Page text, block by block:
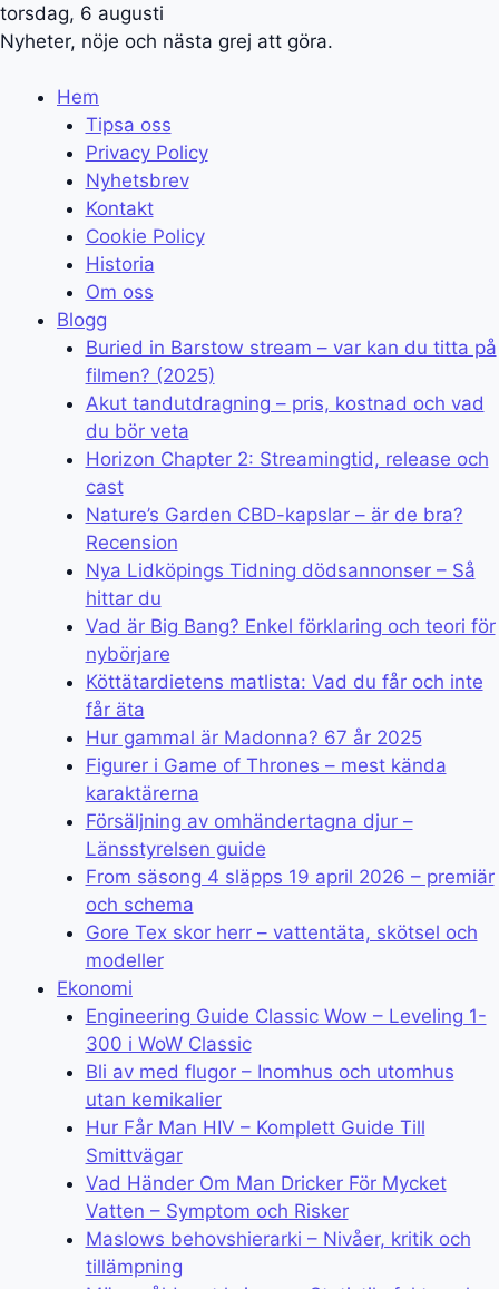
torsdag, 6 augusti
Nyheter, nöje och nästa grej att göra.
Hem
Tipsa oss
Privacy Policy
Nyhetsbrev
Kontakt
Cookie Policy
Historia
Om oss
Blogg
Buried in Barstow stream – var kan du titta på
filmen? (2025)
Akut tandutdragning – pris, kostnad och vad
du bör veta
Horizon Chapter 2: Streamingtid, release och
cast
Nature’s Garden CBD-kapslar – är de bra?
Recension
Nya Lidköpings Tidning dödsannonser – Så
hittar du
Vad är Big Bang? Enkel förklaring och teori för
nybörjare
Köttätardietens matlista: Vad du får och inte
får äta
Hur gammal är Madonna? 67 år 2025
Figurer i Game of Thrones – mest kända
karaktärerna
Försäljning av omhändertagna djur –
Länsstyrelsen guide
From säsong 4 släpps 19 april 2026 – premiär
och schema
Gore Tex skor herr – vattentäta, skötsel och
modeller
Ekonomi
Engineering Guide Classic Wow – Leveling 1-
300 i WoW Classic
Bli av med flugor – Inomhus och utomhus
utan kemikalier
Hur Får Man HIV – Komplett Guide Till
Smittvägar
Vad Händer Om Man Dricker För Mycket
Vatten – Symptom och Risker
Maslows behovshierarki – Nivåer, kritik och
tillämpning